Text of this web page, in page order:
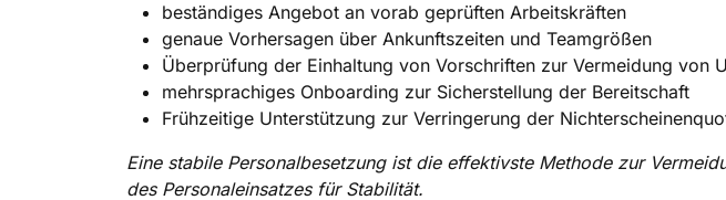
beständiges Angebot an vorab geprüften Arbeitskräften
genaue Vorhersagen über Ankunftszeiten und Teamgrößen
Überprüfung der Einhaltung von Vorschriften zur Vermeidung von
mehrsprachiges Onboarding zur Sicherstellung der Bereitschaft
Frühzeitige Unterstützung zur Verringerung der
Eine stabile Personalbesetzung ist die effektivste Methode zur
des Personaleinsatzes für Stabilität.